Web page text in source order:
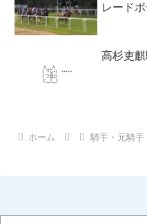
レード
高杉吏
ホーム 騎手・元騎手